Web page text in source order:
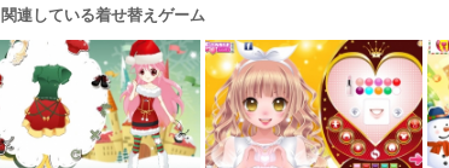
関連している着せ替えゲーム